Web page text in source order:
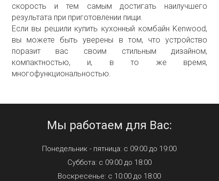
скорость и тем самым достигать наилучшего
результата при приготовлении пищи.
Если вы решили купить кухонный комбайн Kenwood,
вы можете быть уверены в том, что устройство
поразит вас своим стильным дизайном,
компактностью, и, в то же время,
многофункциональностью.
Мы работаем для Вас:
Понедельник - пятница: с 09:00 до 19:00
Суббота: с 09:00 до 18:00
Воскресенье: с 10:00 до 18:00